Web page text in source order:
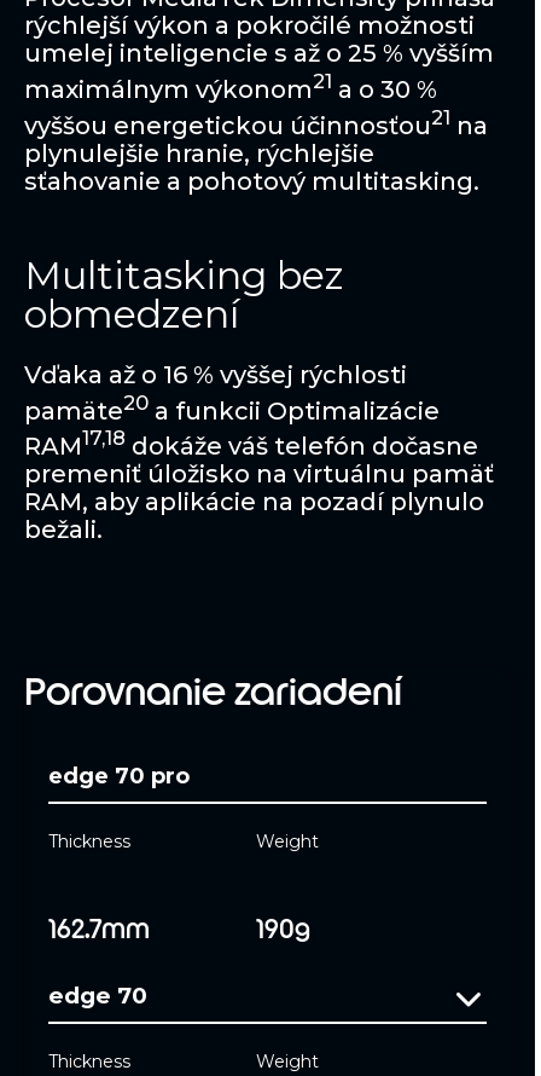
rýchlejší výkon a pokročilé možnosti
umelej inteligencie s až o 25 % vyšším
maximálnym výkonom21 a o 30 %
vyššou energetickou účinnosťou21 na
plynulejšie hranie, rýchlejšie
sťahovanie a pohotový multitasking.
Multitasking bez
obmedzení
Vďaka až o 16 % vyššej rýchlosti
pamäte20 a funkcii Optimalizácie
RAM17,18 dokáže váš telefón dočasne
premeniť úložisko na virtuálnu pamäť
RAM, aby aplikácie na pozadí plynulo
bežali.
Porovnanie zariadení
edge 70 pro
Thickness
162.7mm
Weight
190g
edge 70
Thickness Weight